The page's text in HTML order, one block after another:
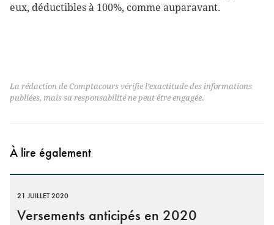
eux, déductibles à 100%, comme auparavant.
La rédaction de Comptacours vérifie l’exactitude des informations
publiées, mais sa responsabilité ne peut être engagée.
À lire également
21 JUILLET 2020
Versements anticipés en 2020